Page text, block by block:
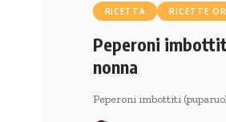
RICETTA RICETTE
Peperoni
nonna
Peperoni imbottiti